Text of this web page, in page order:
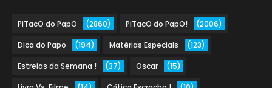
PiTacO do PapO (2860) PiTacO do PapO! (2006)
Dica do Papo (194) Matérias Especiais (123)
Estreias da Semana ! (37) Oscar (15)